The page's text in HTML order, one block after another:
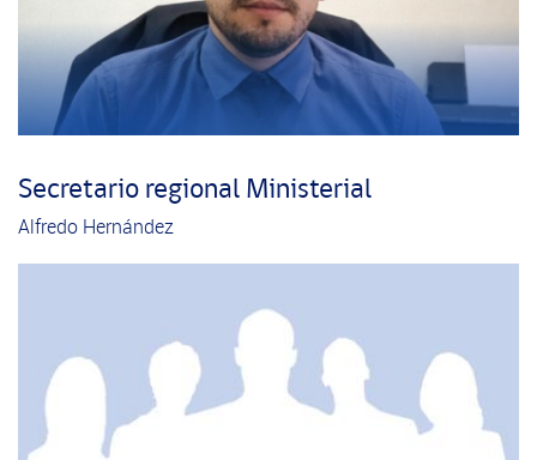
Secretario regional Ministerial
Alfredo Hernández